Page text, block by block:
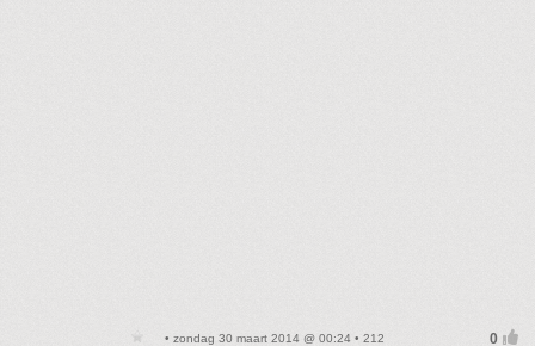
• zondag 30 maart 2014 @ 00:24 • 212